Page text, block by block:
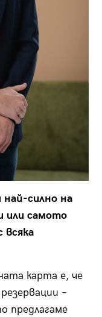
най-силно на
или самото
всяка
карта е, че
–
предлагаме